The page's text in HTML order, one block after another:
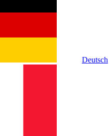
Deutsch